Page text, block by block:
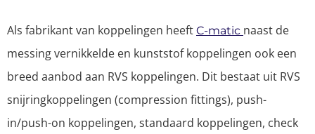
Als fabrikant van koppelingen heeft C-matic naast de
messing vernikkelde en kunststof koppelingen ook een
breed aanbod aan RVS koppelingen. Dit bestaat uit RVS
snijringkoppelingen (compression fittings), push-
in/push-on koppelingen, standaard koppelingen, check